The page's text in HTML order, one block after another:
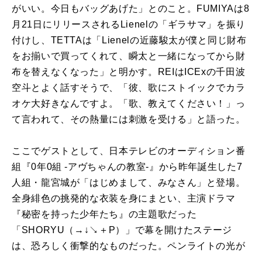
がいい。今日もバッグあげた」とのこと。
FUMIYAは8
月 21 日にリリースされる Lienel の「ギラサマ」を振り
付けし、 TETTAは「 Lienel の近藤駿太が僕と同じ財布
をお揃いで買ってくれて、瞬太と一緒になってから財
布を替えなくなった」と明かす。
REI は ICExの千田波
空斗とよく話すそうで、「彼、歌にストイックでカラ
オケ大好きなんですよ。「歌、教えてください！」っ
て言われて、その熱量には刺激を受ける」と語った。
ここでゲストとして、日本テレビのオーディション番
組『0年0組 -アヴちゃんの教室- 』から昨年誕生した7
人組・龍宮城が「はじめまして、みなさん」と登場。
全身緋色の挑発的な衣装を身にまとい、主演ドラマ
『秘密を持った少年たち』の主題歌だった
「 SHORYU （→↓↘＋ P）」で幕を開けたステージ
は、恐ろしく衝撃的なものだった。ペンライトの光が